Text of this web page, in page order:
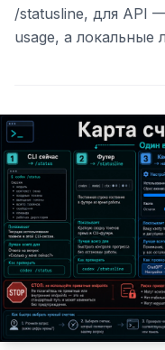
/statusline, для API
usage, а локальные